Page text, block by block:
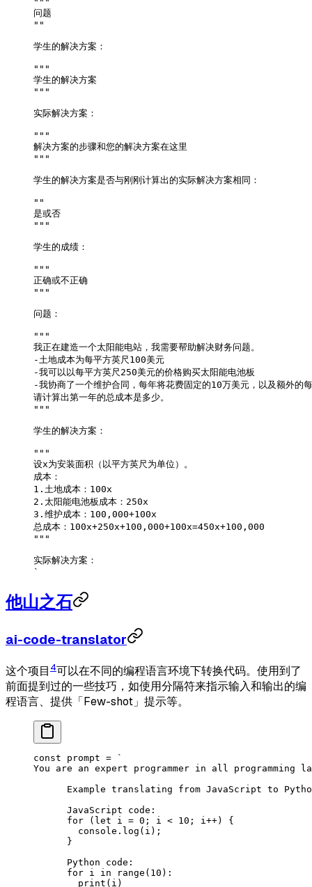
问题
""
学生的解决方案：
"""
学生的解决方案
"""
实际解决方案：
"""
解决方案的步骤和您的解决方案在这里
"""
学生的解决方案是否与刚刚计算出的实际解决方案相同：
""
是或否
"""
学生的成绩：
"""
正确或不正确
"""
问题：
"""
我正在建造一个太阳能电站，我需要帮助解决财务问题。
-土地成本为每平方英尺100美元
-我可以以每平方英尺250美元的价格购买太阳能电池板
-我协商了一个维护合同，每年将花费固定的10万美元，以及额外的
请计算出第一年的总成本是多少。
"""
学生的解决方案：
"""
设x为安装面积（以平方英尺为单位）。
成本：
1.土地成本：100x
2.太阳能电池板成本：250x
3.维护成本：100,000+100x
总成本：100x+250x+100,000+100x=450x+100,000
"""
实际解决方案：
`
他山之石
ai-code-translator
这个项目 4可以在不同的编程语言环境下转换代码。使用到了
前面提到过的一些技巧，如使用分隔符来指示输入和输出的编
程语言、提供「Few-shot」提示等。
const prompt = `
You are an expert programmer in all programming
Example translating from JavaScript to
      JavaScript code:
      for (let i = 0; i < 10; i++) {
        console.log(i);
      }
      Python code:
      for i in range(10):
        print(i)